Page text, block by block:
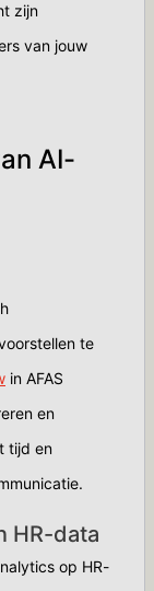
zijn
van jouw
AI-
te
in AFAS
en
tijd en
HR-data
op HR-